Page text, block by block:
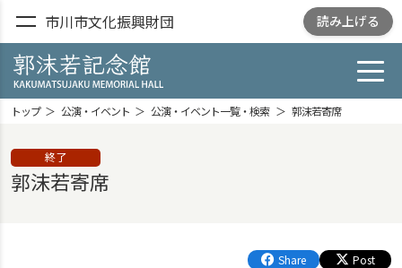
市川市文化振興財団 読み上げる
郭沫若記念館
KAKUMATSUJAKU
トップ 公演・イベント 公演・イベント一覧・検索 郭沫若寄席
終了
郭沫若寄席
Share Post